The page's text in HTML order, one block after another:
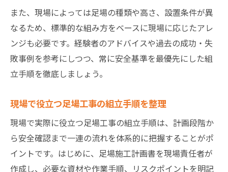
また、現場によっては足場の種類や高さ、設置条件が異
なるため、標準的な組み方をベースに現場に応じたアレ
ンジも必要です。経験者のアドバイスや過去の成功・失
敗事例を参考にしつつ、常に安全基準を最優先にした組
立手順を徹底しましょう。
現場で役立つ足場工事の組立手順を整理
現場で実際に役立つ足場工事の組立手順は、計画段階か
ら安全確認まで一連の流れを体系的に把握することがポ
イントです。はじめに、足場施工計画書を現場責任者が
作成し、必要な資材や作業手順、リスクポイントを明記